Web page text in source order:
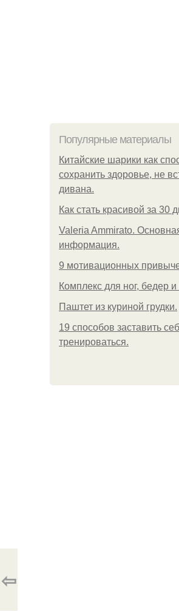
Популярные материалы
Китайские шарики как
сохранить здоровье, не
дивана.
Как стать красивой за 30
Valeria Ammirato.
информация.
9 мотивационных
Комплекс для ног, бедер и
Паштет из куриной грудки.
19 способов заставить
тренироваться.
⇦